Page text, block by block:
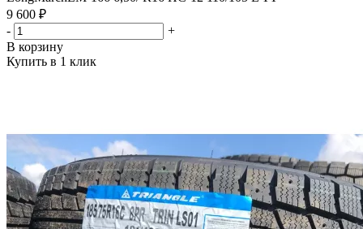
9 600 ₽
-
+
В корзину
Купить в 1 клик